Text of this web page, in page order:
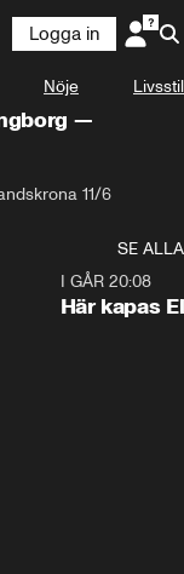
Logga in
Nöje Livsstil
—
11/6
SE ALLA
I GÅR 20:08
Här kapas